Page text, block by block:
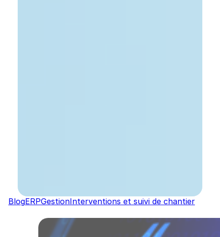
BlogERPGestionInterventions et suivi de chantier